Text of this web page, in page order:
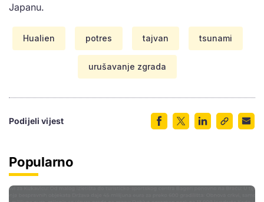
Japanu.
Hualien potres tajvan tsunami
urušavanje zgrada
Podijeli vijest
Popularno